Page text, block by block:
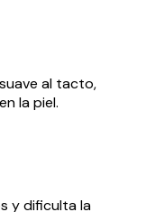
al tacto,
la piel.
y dificulta la